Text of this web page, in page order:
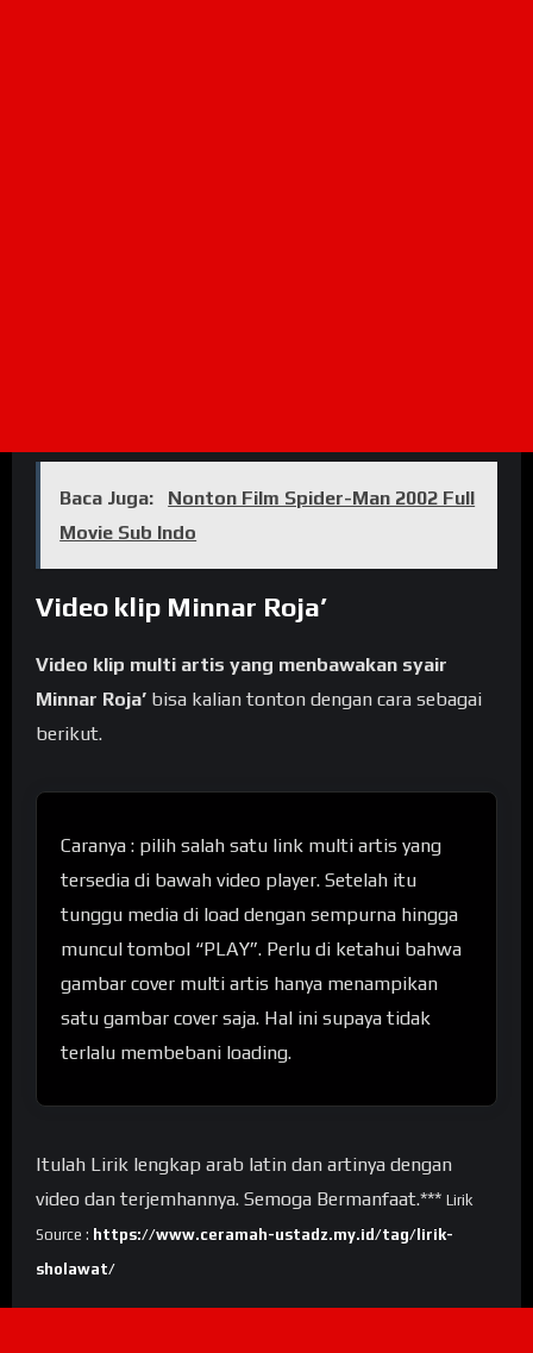
Baca Juga:
Nonton Film Spider-Man 2002 Full
Movie Sub Indo
Video klip Minnar Roja’
Video klip multi artis yang menbawakan syair
Minnar Roja’ bisa kalian tonton dengan cara sebagai
berikut.
Caranya : pilih salah satu link multi artis yang
tersedia di bawah video player. Setelah itu
tunggu media di load dengan sempurna hingga
muncul tombol “PLAY”. Perlu di ketahui bahwa
gambar cover multi artis hanya menampikan
satu gambar cover saja. Hal ini supaya tidak
terlalu membebani loading.
Itulah Lirik lengkap arab latin dan artinya dengan
video dan terjemhannya. Semoga Bermanfaat.*** Lirik
Source : https://www.ceramah-ustadz.my.id/tag/lirik-
sholawat/